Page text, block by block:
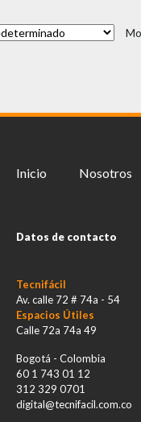
Inicio Nosotros
Datos de contacto
Tecnifácil
Av. calle 72 # 74a - 54
Espacios Útiles
Calle 72a 74a 49
Bogotá - Colombia
60 1 743 01 12
312 329 0701
digital@tecnifacil.com.co